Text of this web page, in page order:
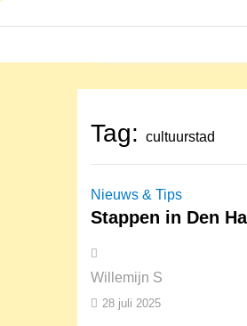
content
Tag: cultuurstad
Nieuws & Tips
Stappen in Den
Willemijn S
28 juli 2025